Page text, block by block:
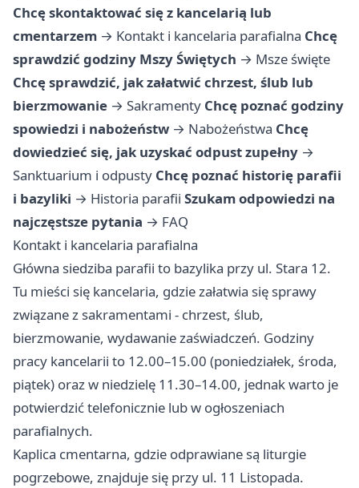
Chcę skontaktować się z kancelarią lub
cmentarzem → Kontakt i kancelaria parafialna Chcę
sprawdzić godziny Mszy Świętych → Msze święte
Chcę sprawdzić, jak załatwić chrzest, ślub lub
bierzmowanie → Sakramenty Chcę poznać godziny
spowiedzi i nabożeństw → Nabożeństwa Chcę
dowiedzieć się, jak uzyskać odpust zupełny →
Sanktuarium i odpusty Chcę poznać historię parafii
i bazyliki → Historia parafii Szukam odpowiedzi na
najczęstsze pytania → FAQ
Kontakt i kancelaria parafialna
Główna siedziba parafii to bazylika przy ul. Stara 12.
Tu mieści się kancelaria, gdzie załatwia się sprawy
związane z sakramentami - chrzest, ślub,
bierzmowanie, wydawanie zaświadczeń. Godziny
pracy kancelarii to 12.00–15.00 (poniedziałek, środa,
piątek) oraz w niedzielę 11.30–14.00, jednak warto je
potwierdzić telefonicznie lub w ogłoszeniach
parafialnych.
Kaplica cmentarna, gdzie odprawiane są liturgie
pogrzebowe, znajduje się przy ul. 11 Listopada.